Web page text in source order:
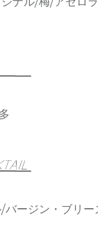
バージン・ブリー